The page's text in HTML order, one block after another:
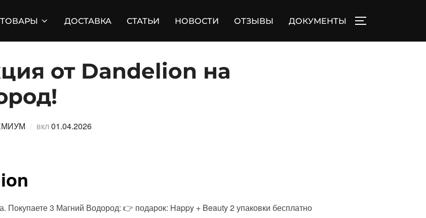
ДОСТАВКА СТАТЬИ НОВОСТИ ОТЗЫВЫ ДОКУМЕНТЫ
от Dandelion на
вклОпубликовано
01.04.2026
Покупаете 3 Магний Водород: 👉 подарок: Happy + Beauty 2 упаковки бесплатно